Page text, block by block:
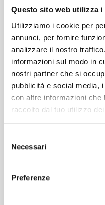
Questo sito web utilizza i
Utilizziamo i cookie per
annunci, per fornire
analizzare il nostro
informazioni sul modo in
nostri partner che si
pubblicità e social media,
con altre informazioni che
raccolto dal tuo utilizzo
delNecessari
Preferenze
batteriologici. Si
idriche.
Un esempio pratico?
metropolitana, si controlla
idrico della zona.